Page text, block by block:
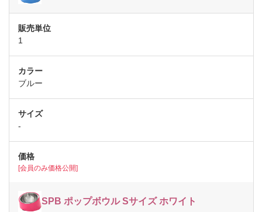
1
ブルー
-
[会員のみ価格公開]
SPB ポップボウル Sサイズ ホワイト